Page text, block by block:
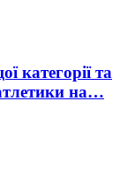
категорії та
на…